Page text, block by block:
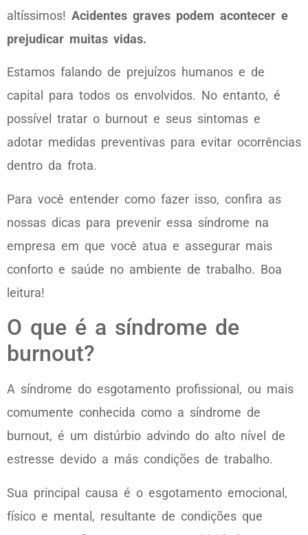
altíssimos! Acidentes graves podem acontecer e
prejudicar muitas vidas.
Estamos falando de prejuízos humanos e de
capital para todos os envolvidos. No entanto, é
possível tratar o burnout e seus sintomas e
adotar medidas preventivas para evitar ocorrências
dentro da frota.
Para você entender como fazer isso, confira as
nossas dicas para prevenir essa síndrome na
empresa em que você atua e assegurar mais
conforto e saúde no ambiente de trabalho. Boa
leitura!
O que é a síndrome de
burnout?
A síndrome do esgotamento profissional, ou mais
comumente conhecida como a síndrome de
burnout, é um distúrbio advindo do alto nível de
estresse devido a más condições de trabalho.
Sua principal causa é o esgotamento emocional,
físico e mental, resultante de condições que